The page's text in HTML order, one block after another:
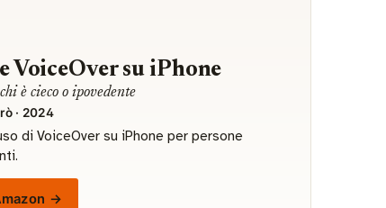
VoiceOver su iPhone
è cieco o ipovedente
· 2024
di VoiceOver su iPhone per persone
→